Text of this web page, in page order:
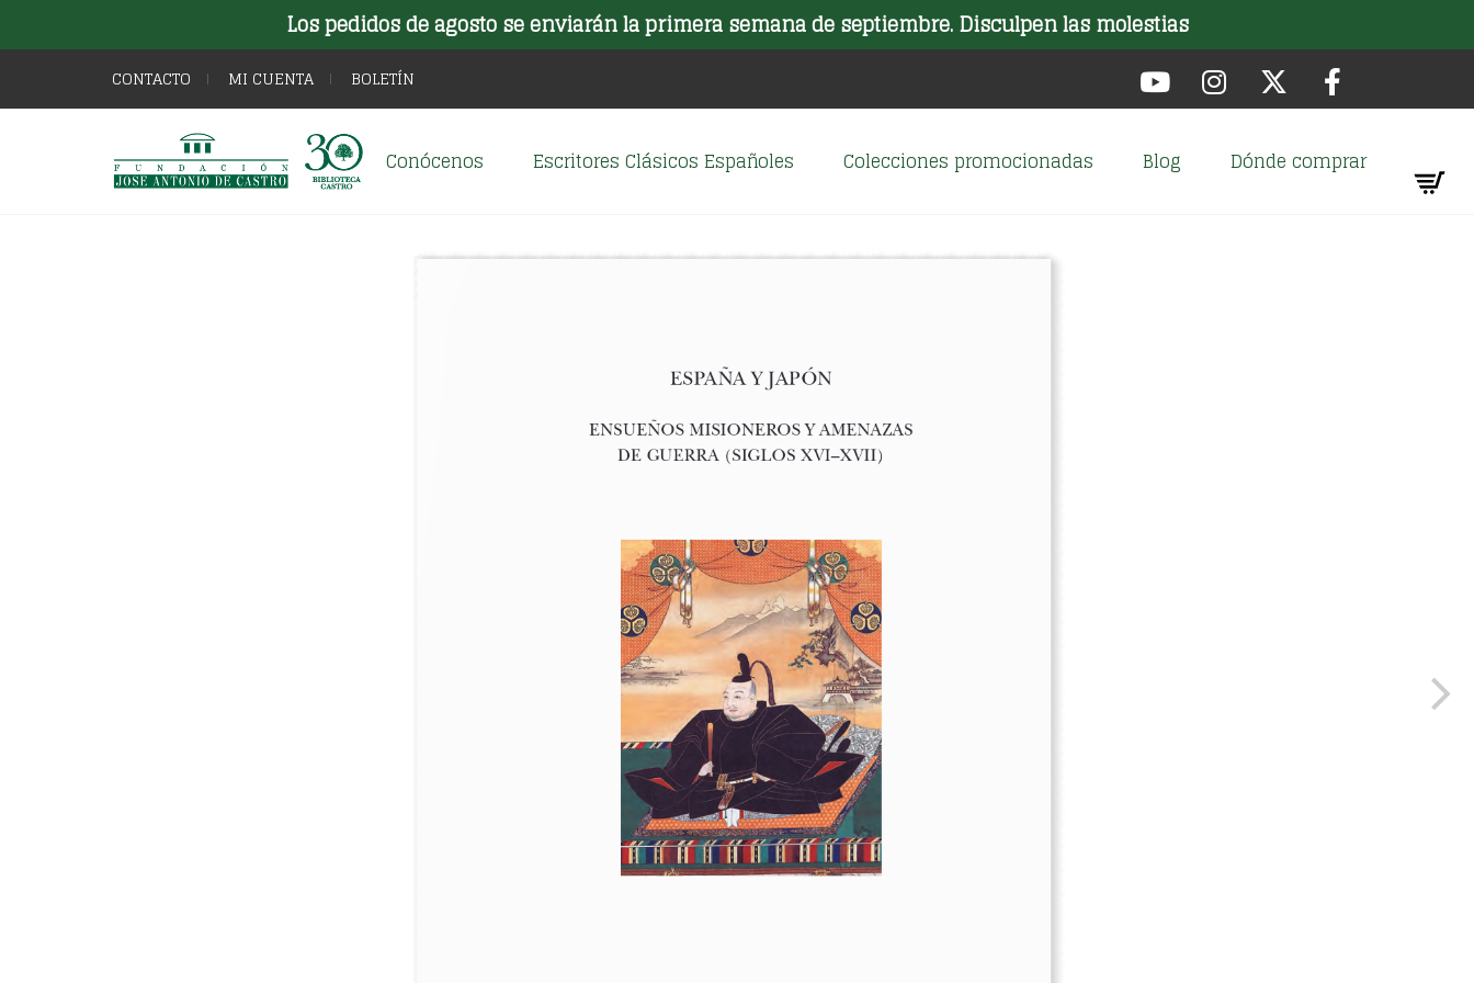
Los pedidos de agosto se enviarán la primera semana de septiembre. Disculpen las molestias
CONTACTO MI CUENTA BOLETÍN
Conócenos Escritores Clásicos Españoles Colecciones promocionadas Blog Dónde comprar